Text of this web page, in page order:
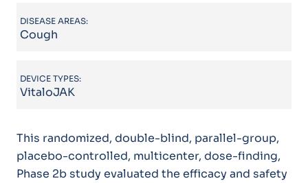
DISEASE AREAS:
Cough
DEVICE TYPES:
VitaloJAK
This randomized, double-blind, parallel-group,
placebo-controlled, multicenter, dose-finding,
Phase 2b study evaluated the efficacy and safety